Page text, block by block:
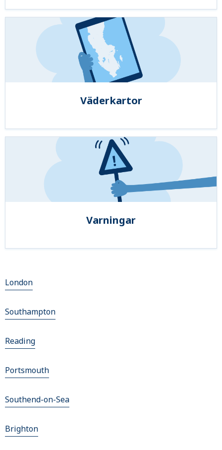
Väderkartor
Varningar
London
Southampton
Reading
Portsmouth
Southend-on-Sea
Brighton